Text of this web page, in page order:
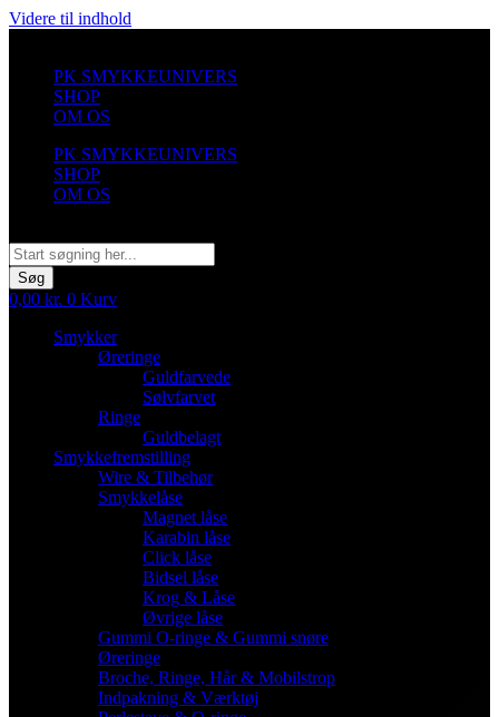
Videre til indhold
PK SMYKKEUNIVERS
SHOP
OM OS
PK SMYKKEUNIVERS
SHOP
OM OS
Søg
0,00 kr. 0 Kurv
Smykker
Øreringe
Guldfarvede
Sølvfarvet
Ringe
Guldbelagt
Smykkefremstilling
Wire & Tilbehør
Smykkelåse
Magnet låse
Karabin låse
Click låse
Bidsel låse
Krog & Låse
Øvrige låse
Gummi O-ringe & Gummi snøre
Øreringe
Broche, Ringe, Hår & Mobilstrop
Indpakning & Værktøj